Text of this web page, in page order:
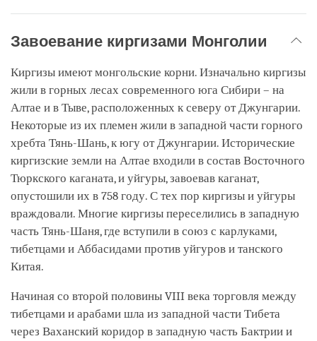
Завоевание киргизами Монголии
Киргизы имеют монгольские корни. Изначально киргизы
жили в горных лесах современного юга Сибири – на
Алтае и в Тыве, расположенных к северу от Джунгарии.
Некоторые из их племен жили в западной части горного
хребта Тянь-Шань, к югу от Джунгарии. Исторические
киргизские земли на Алтае входили в состав Восточного
Тюркского каганата, и уйгуры, завоевав каганат,
опустошили их в 758 году. С тех пор киргизы и уйгуры
враждовали. Многие киргизы переселились в западную
часть Тянь-Шаня, где вступили в союз с карлуками,
тибетцами и Аббасидами против уйгуров и танского
Китая.
Начиная со второй половины VIII века торговля между
тибетцами и арабами шла из западной части Тибета
через Ваханский коридор в западную часть Бактрии и